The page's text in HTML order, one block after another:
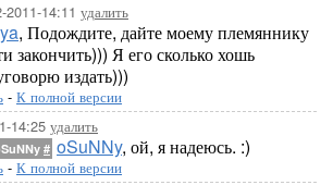
2011-14:11 удалить
, Подождите, дайте моему племяннику
закончить))) Я его сколько хошь
издать)))
- К полной версии
14:25 удалить
# oSuNNy, ой, я надеюсь. :)
- К полной версии